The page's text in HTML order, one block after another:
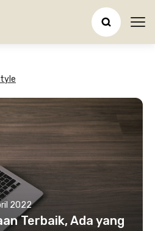
2022
Terbaik, Ada yang